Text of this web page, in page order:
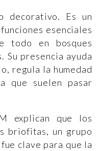
decorativo. Es un
esenciales
todo en bosques
Su presencia ayuda
regula la humedad
que suelen pasar
explican que los
briofitas, un grupo
clave para que la